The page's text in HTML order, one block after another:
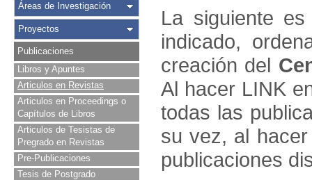
Áreas de Investigación
Proyectos
Publicaciones
Libros y Apuntes
Articulos en Revistas
Articulos en Proceedings o
Capítulos de Libros
Articulos de Tesistas de
Pregrado en Revistas
Pre-Publicaciones
Tesis de Postgrado
La siguiente
indicado,
creación del
Al hacer LINK
todas las
su vez, al
publicaciones